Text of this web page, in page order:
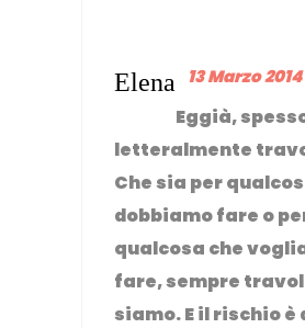
Elena 13 Marzo 2014
Eggià,
letteralmente
Che sia per
dobbiamo fare o
qualcosa che
fare, sempre
siamo. E il rischio è